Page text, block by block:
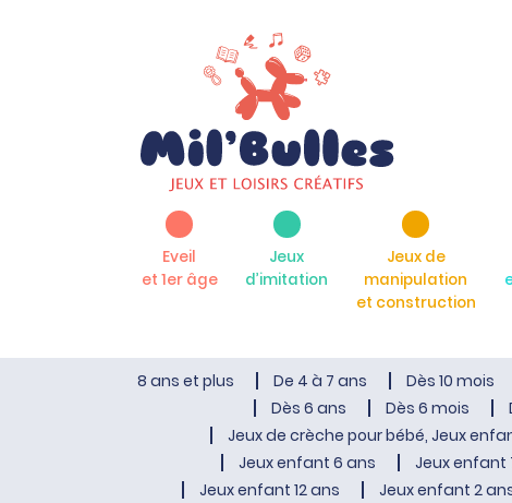
Eveil
et 1er âge
Jeux
d’imitation
Jeux de
manipulation
et construction
8 ans et plus De 4 à 7 ans Dès 10 mois
Dès 6 ans
Dès 6 mois
Jeux de crèche pour bébé, Jeux
Jeux enfant 6 ans
Jeux enfant
Jeux enfant 12 ans
Jeux enfant 2